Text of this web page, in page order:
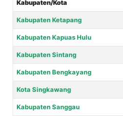
Kabupaten/Kota
Kabupaten Ketapang
Kabupaten Kapuas Hulu
Kabupaten Sintang
Kabupaten Bengkayang
Kota Singkawang
Kabupaten Sanggau